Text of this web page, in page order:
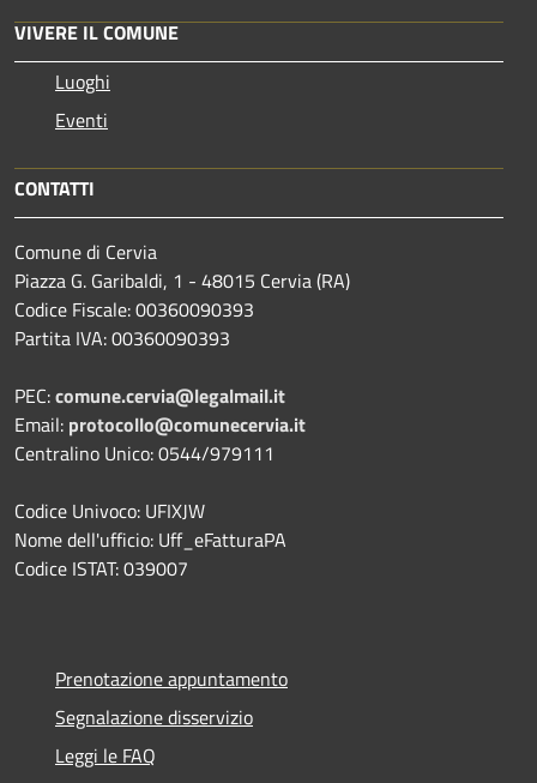
VIVERE IL COMUNE
Luoghi
Eventi
CONTATTI
Comune di Cervia
Piazza G. Garibaldi, 1 - 48015 Cervia (RA)
Codice Fiscale: 00360090393
Partita IVA: 00360090393
PEC:comune.cervia@legalmail.it
Email: protocollo@comunecervia.it
Centralino Unico: 0544/979111
Codice Univoco: UFIXJW
Nome dell'ufficio: Uff_eFatturaPA
Codice ISTAT: 039007
Prenotazione appuntamento
Segnalazione disservizio
Leggi le FAQ